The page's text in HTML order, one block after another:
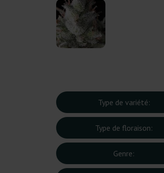
Type de variété:
Type de floraison:
Genre: